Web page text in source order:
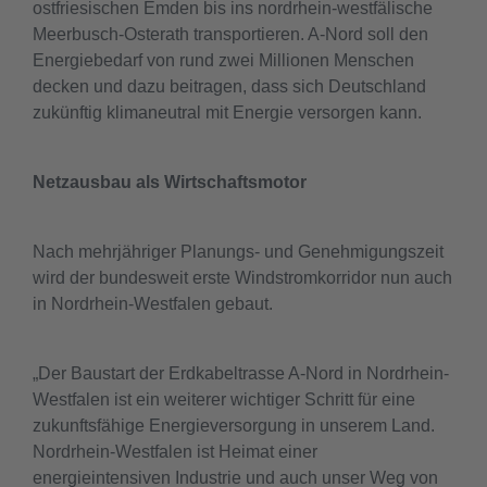
ostfriesischen Emden bis ins nordrhein-westfälische
Meerbusch-Osterath transportieren. A-Nord soll den
Energiebedarf von rund zwei Millionen Menschen
decken und dazu beitragen, dass sich Deutschland
zukünftig klimaneutral mit Energie versorgen kann.
Netzausbau als Wirtschaftsmotor
Nach mehrjähriger Planungs- und Genehmigungszeit
wird der bundesweit erste Windstromkorridor nun auch
in Nordrhein-Westfalen gebaut.
„Der Baustart der Erdkabeltrasse A-Nord in Nordrhein-
Westfalen ist ein weiterer wichtiger Schritt für eine
zukunftsfähige Energieversorgung in unserem Land.
Nordrhein-Westfalen ist Heimat einer
energieintensiven Industrie und auch unser Weg von